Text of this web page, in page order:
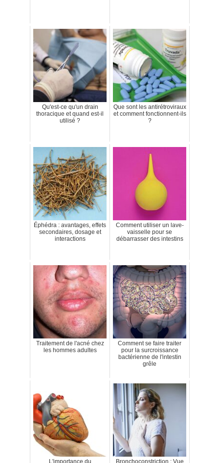
Qu'est-ce qu'un drain
thoracique et quand est-il
utilisé ?
Que sont les antirétroviraux
et comment fonctionnent-ils
?
Éphédra : avantages, effets
secondaires, dosage et
interactions
Comment utiliser un lave-
vaisselle pour se
débarrasser des intestins
Traitement de l'acné chez
les hommes adultes
Comment se faire traiter
pour la surcroissance
bactérienne de l'intestin
grêle
L'importance du
Bronchoconstriction : Vue